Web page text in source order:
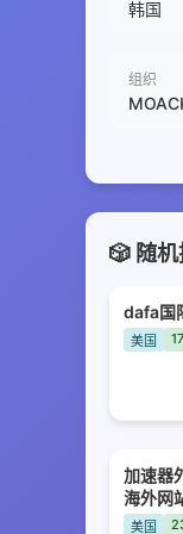
韩国
组织
🎲 随
dafa国
美国
加速器
海外网
美国